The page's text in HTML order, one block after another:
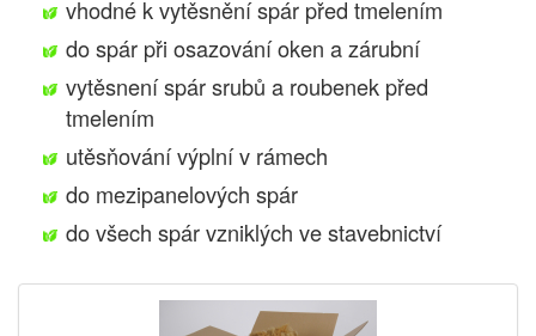
vhodné k vytěsnění spár před tmelením
do spár při osazování oken a zárubní
vytěsnení spár srubů a roubenek před
tmelením
utěsňování výplní v rámech
do mezipanelových spár
do všech spár vzniklých ve stavebnictví